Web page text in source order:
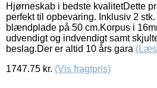
Hjørneskab i bedste kvalitetDette
perfekt til opbevaring. Inklusiv 2
blændplade på 50 cm.Korpus i
udvendigt og indvendigt samt
beslag.Der er altid 10 års gara
1747.75 kr. (Vis fragtpris)